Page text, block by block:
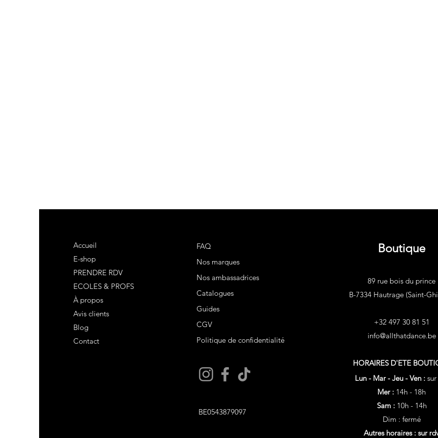
Accueil
E-shop
PRENDRE RDV
ECOLES & PROFS
À propos
Avis clients
Blog
Contact
FAQ
Nos marques
Nos ambassadrices
Catalogues
Guides
CGV
Politique de confidentialité
BE0543879097
Boutique
89 rue bois du prince
B-7334 Hautrage (Saint-
+32 497 30 81 51
info@allthatdance.be
HORAIRES D'ETE
Lun - Mar - Jeu - Ven :
Mer : 14h - 18h
Sam : 10h - 14h
Dim : fermé
Autres horaires : sur